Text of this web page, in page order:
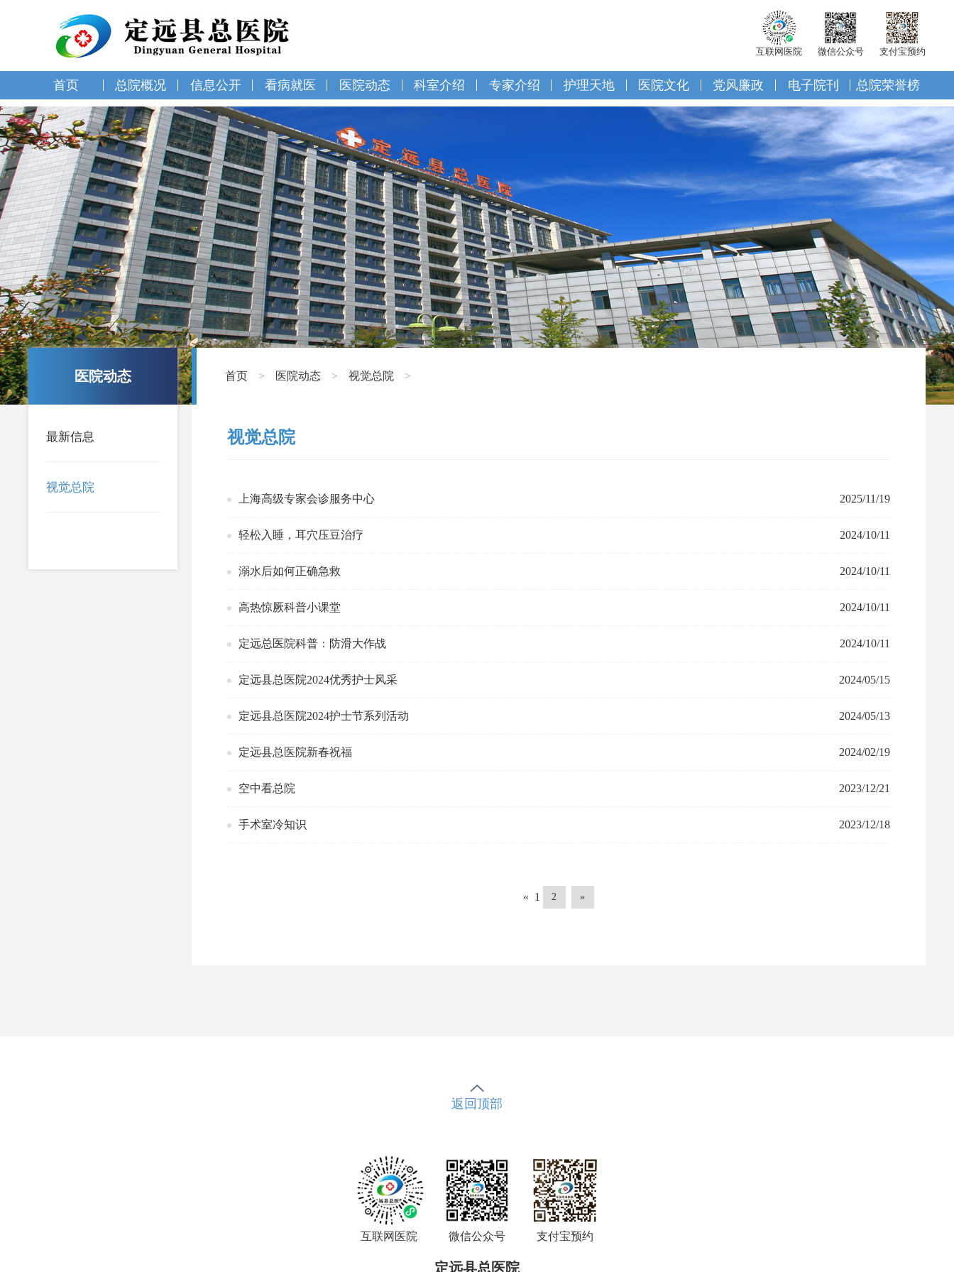
互联网医院 微信公众号 支付宝预约
首页 总院概况 信息公开 看病就医 医院动态 科室介绍 专家介绍 护理天地 医院文化 党风廉政 电子院刊 总院荣誉榜
医院动态
最新信息
视觉总院
首页 > 医院动态 > 视觉总院 >
视觉总院
上海高级专家会诊服务中心 2025/11/19
轻松入睡，耳穴压豆治疗 2024/10/11
溺水后如何正确急救 2024/10/11
高热惊厥科普小课堂 2024/10/11
定远总医院科普：防滑大作战 2024/10/11
定远县总医院2024优秀护士风采 2024/05/15
定远县总医院2024护士节系列活动 2024/05/13
定远县总医院新春祝福 2024/02/19
空中看总院 2023/12/21
手术室冷知识 2023/12/18
« 1 2 »
返回顶部
互联网医院 微信公众号 支付宝预约
定远县总医院